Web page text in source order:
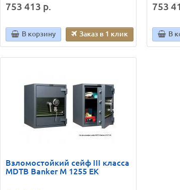
753 413 р.
В корзину Заказ в 1 клик
753
В
Взломостойкий сейф III класса
MDTB Banker M 1255 EK